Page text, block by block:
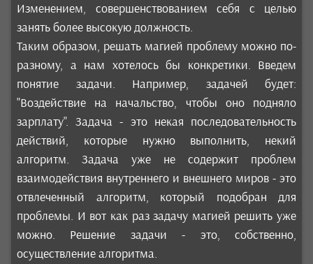
Изменением, совершенствованием себя с целью
занять более высокую должность.
Таким образом, решать магией проблему можно по-
разному, а нам хотелось бы конкретики. Введем
понятие задачи. Например, задачей будет:
"Воздействие на начальство, чтобы оно подняло
зарплату". Задача - это некая последовательность
действий, которые нужно выполнить, некий
алгоритм. Задача уже не содержит проблем
взаимодействия внутреннего и внешнего миров - это
отвлеченный алгоритм, который подобран для
проблемы. И вот как раз задачу магией решить уже
можно. Решение задачи - это, собственно,
осуществление алгоритма.